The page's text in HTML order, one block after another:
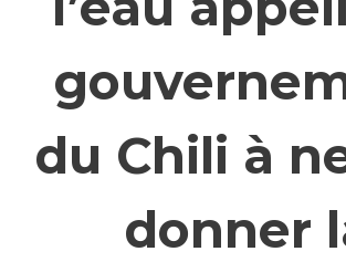
du Chili à
donner